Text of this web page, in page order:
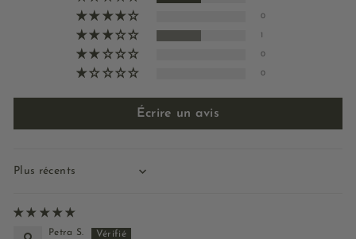
0
0
0
Écrire un avis
Sort by
Petra S.